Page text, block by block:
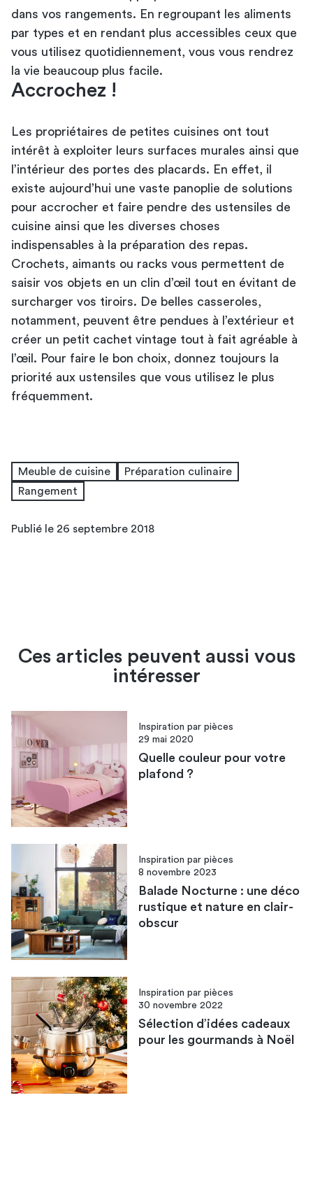
dans vos rangements. En regroupant les aliments
par types et en rendant plus accessibles ceux que
vous utilisez quotidiennement, vous vous rendrez
la vie beaucoup plus facile.
Accrochez !
Les propriétaires de petites cuisines ont tout
intérêt à exploiter leurs surfaces murales ainsi que
l’intérieur des portes des placards. En effet, il
existe aujourd’hui une vaste panoplie de solutions
pour accrocher et faire pendre des ustensiles de
cuisine ainsi que les diverses choses
indispensables à la préparation des repas.
Crochets, aimants ou racks vous permettent de
saisir vos objets en un clin d’œil tout en évitant de
surcharger vos tiroirs. De belles casseroles,
notamment, peuvent être pendues à l’extérieur et
créer un petit cachet vintage tout à fait agréable à
l’œil. Pour faire le bon choix, donnez toujours la
priorité aux ustensiles que vous utilisez le plus
fréquemment.
Meuble de cuisine
Préparation culinaire
Rangement
Publié le 26 septembre 2018
Ces articles peuvent aussi vous
intéresser
Inspiration par pièces
29 mai 2020
Quelle couleur pour votre
plafond ?
Inspiration par pièces
8 novembre 2023
Balade Nocturne : une déco
rustique et nature en clair-
obscur
Inspiration par pièces
30 novembre 2022
Sélection d’idées cadeaux
pour les gourmands à Noël